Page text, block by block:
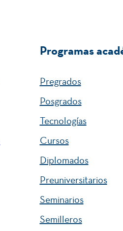
Programas
Pregrados
Posgrados
Tecnologías
Cursos
Diplomados
Preuniversitarios
Seminarios
Semilleros